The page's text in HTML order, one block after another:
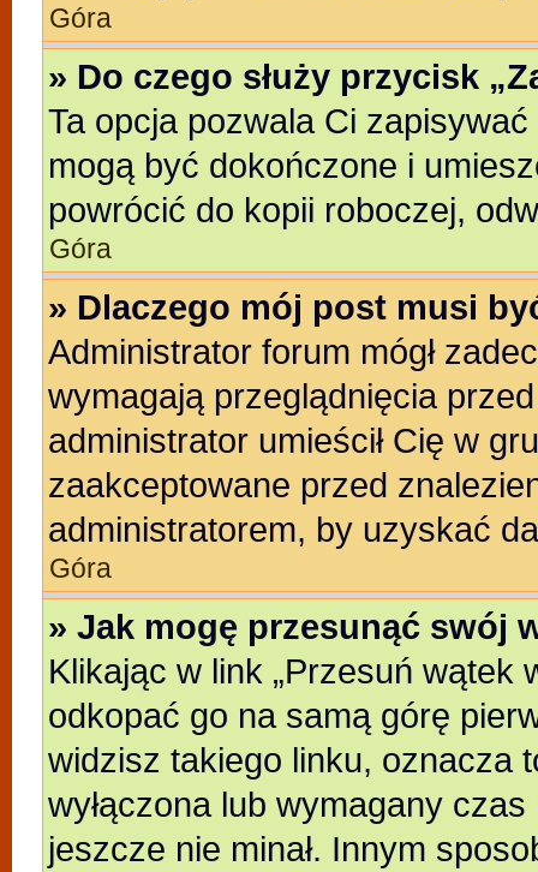
Góra
» Do czego służy przycisk
Ta opcja pozwala Ci
mogą być dokończone i
powrócić do kopii roboczej,
Góra
» Dlaczego mój post musi
Administrator forum mógł
wymagają przeglądnięcia
administrator umieścił Cię w
zaakceptowane przed
administratorem, by uzyskać
Góra
» Jak mogę przesunąć swój
Klikając w link „Przesuń wątek
odkopać go na samą górę
widzisz takiego linku, oznacza
wyłączona lub wymagany
jeszcze nie minał. Innym